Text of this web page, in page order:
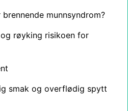
munnsyndrom?
røyking risikoen for
smak og overflødig spytt